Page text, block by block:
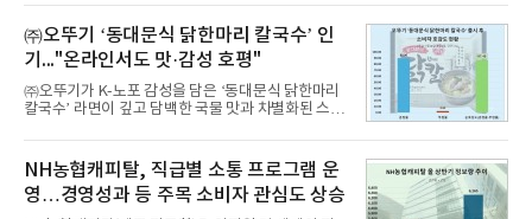
떼는 6년 만에 선보이는 8세대 완전변경 모델로, ▲정
교한 선과 면을 중심으로 완성한 파격적인 디자인 ▲
과거 중형 세단 수준으로 확대된 차체 제원 ▲글로벌
최고 수준의 안전성 ▲성능과 효율을 동시에 높인 주
행 완성도 ▲첨단 편의 및 디지털 사양 적용 등을 통해
글로벌 준중형 세단의 새로운 기준을 세웠다.아반떼
는 가솔린 2.0과 1.6 하이브리드 두 가지 파워트레인
넘
㈜오뚜기 ‘동대문식 닭한마리 칼국수’ 인
기..."온라인서도 맛·감성 호평"
㈜오뚜기가 K-노포 감성을 담은 ‘동대문식 닭한마리
칼국수’ 라면이 깊고 담백한 국물 맛과 차별화된 스토
혔다.‘동대문식 닭한마리 칼국수’는 예상을 뛰어넘는
소비자 호응에 힘입어 지난 7월 13일 첫 선을 보인 지
단 18일 만에 누적 판매량 50만 개를 돌파하는 성과를
거두었다.이번 신제품은 개발진이 전국의 닭한마리
NH농협캐피탈, 직급별 소통 프로그램 운
영…경영성과 등 주목 소비자 관심도 상승